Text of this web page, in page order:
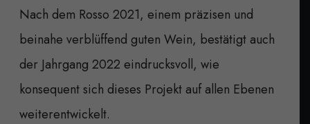
Nach dem Rosso 2021, einem präzisen und
beinahe verblüffend guten Wein, bestätigt auch
der Jahrgang 2022 eindrucksvoll, wie
konsequent sich dieses Projekt auf allen Ebenen
weiterentwickelt.